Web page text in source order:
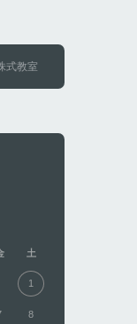
式教室
土
1
8